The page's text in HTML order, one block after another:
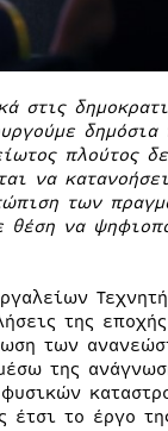
στις
δημόσια
πλούτος
να
των
να
της
των
της
έτσι το έργο